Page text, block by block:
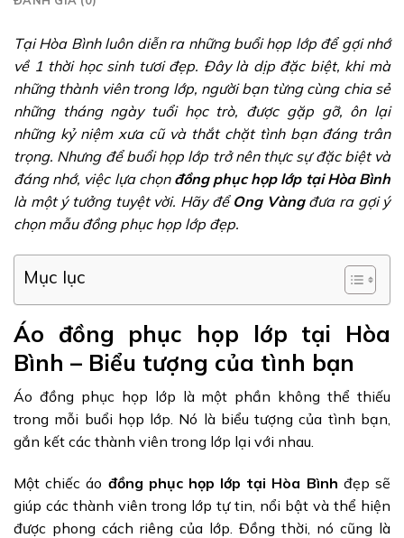
Tại Hòa Bình luôn diễn ra những buổi họp lớp để gợi nhớ
về 1 thời học sinh tươi đẹp. Đây là dịp đặc biệt, khi mà
những thành viên trong lớp, người bạn từng cùng chia sẻ
những tháng ngày tuổi học trò, được gặp gỡ, ôn lại
những kỷ niệm xưa cũ và thắt chặt tình bạn đáng trân
trọng. Nhưng để buổi họp lớp trở nên thực sự đặc biệt và
đáng nhớ, việc lựa chọnđồng phục họp lớp tại Hòa Bình
là một ý tưởng tuyệt vời. Hãy đểOng Vàng đưa ra gợi ý
chọn mẫu đồng phục họp lớp đẹp.
Mục lục
Áo đồng phục họp lớp tại Hòa
Bình – Biểu tượng của tình bạn
Áo đồng phục họp lớp là một phần không thể thiếu
trong mỗi buổi họp lớp. Nó là biểu tượng của tình bạn,
gắn kết các thành viên trong lớp lại với nhau.
Một chiếc áo đồng phục họp lớp tại Hòa Bình đẹp sẽ
giúp các thành viên trong lớp tự tin, nổi bật và thể hiện
được phong cách riêng của lớp. Đồng thời, nó cũng là